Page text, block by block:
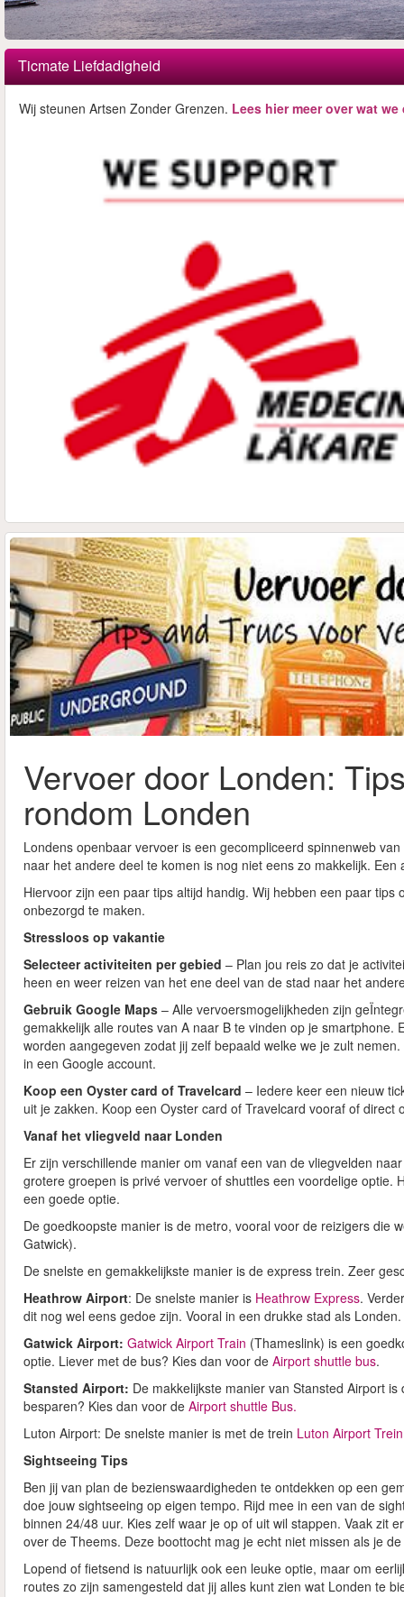
Ticmate Liefdadigheid
Wij steunen Artsen Zonder Grenzen. Lees hier meer over wat we
Vervoer door Londen:
rondom Londen
Londens openbaar vervoer is een gecompliceerd spinnenweb
naar het andere deel te komen is nog niet eens zo makkelijk.
Hiervoor zijn een paar tips altijd handig. Wij hebben een paar
onbezorgd te maken.
Stressloos op vakantie
Selecteer activiteiten per gebied – Plan jou reis zo dat je
heen en weer reizen van het ene deel van de stad naar het
Gebruik Google Maps – Alle vervoersmogelijkheden zijn
gemakkelijk alle routes van A naar B te vinden op je
worden aangegeven zodat jij zelf bepaald welke we je zult
in een Google account.
Koop een Oyster card of Travelcard – Iedere keer een nieuw
uit je zakken. Koop een Oyster card of Travelcard vooraf of direct
Vanaf het vliegveld naar Londen
Er zijn verschillende manier om vanaf een van de vliegvelden
grotere groepen is privé vervoer of shuttles een voordelige
een goede optie.
De goedkoopste manier is de metro, vooral voor de reizigers die
Gatwick).
De snelste en gemakkelijkste manier is de express trein. Zeer
Heathrow Airport: De snelste manier is Heathrow Express.
dit nog wel eens gedoe zijn. Vooral in een drukke stad als Londen.
Gatwick Airport: Gatwick Airport Train (Thameslink) is een
optie. Liever met de bus? Kies dan voor de Airport shuttle bus.
Stansted Airport: De makkelijkste manier van Stansted Airport
besparen? Kies dan voor de Airport shuttle Bus.
Luton Airport: De snelste manier is met de trein Luton Airport Trein
Sightseeing Tips
Ben jij van plan de bezienswaardigheden te ontdekken op een
doe jouw sightseeing op eigen tempo. Rijd mee in een van de
binnen 24/48 uur. Kies zelf waar je op of uit wil stappen. Vaak zit
over de Theems. Deze boottocht mag je echt niet missen als je
Lopend of fietsend is natuurlijk ook een leuke optie, maar om
routes zo zijn samengesteld dat jij alles kunt zien wat Londen te